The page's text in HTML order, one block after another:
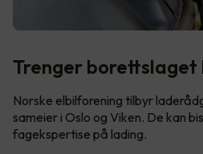
Trenger borettslaget
Norske elbilforening tilbyr
sameier i Oslo og Viken. De kan
fagekspertise på lading.